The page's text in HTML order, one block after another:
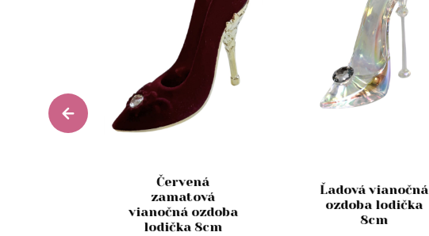
Červená
zamatová
vianočná ozdoba
lodička 8cm
Ľadová vianočná
ozdoba lodička
8cm